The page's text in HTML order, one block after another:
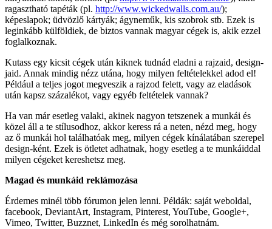
ragasztható tapéták (pl. http://www.wickedwalls.com.au/);
képeslapok; üdvözlő kártyák; ágyneműk, kis szobrok stb. Ezek is
leginkább külföldiek, de biztos vannak magyar cégek is, akik ezzel
foglalkoznak.
Kutass egy kicsit cégek után kiknek tudnád eladni a rajzaid, design-
jaid. Annak mindig nézz utána, hogy milyen feltételekkel adod el!
Például a teljes jogot megveszik a rajzod felett, vagy az eladások
után kapsz százalékot, vagy egyéb feltételek vannak?
Ha van már esetleg valaki, akinek nagyon tetszenek a munkái és
közel áll a te stílusodhoz, akkor keress rá a neten, nézd meg, hogy
az ő munkái hol találhatóak meg, milyen cégek kínálatában szerepel
design-ként. Ezek is ötletet adhatnak, hogy esetleg a te munkáiddal
milyen cégeket kereshetsz meg.
Magad és munkáid reklámozása
Érdemes minél több fórumon jelen lenni. Példák: saját weboldal,
facebook, DeviantArt, Instagram, Pinterest, YouTube, Google+,
Vimeo, Twitter, Buzznet, LinkedIn és még sorolhatnám.